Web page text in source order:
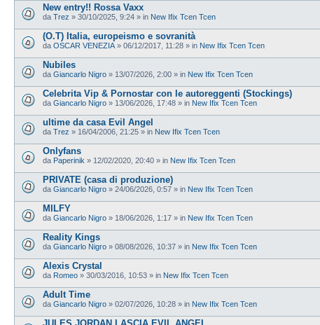
New entry!! Rossa Vaxx
da Trez » 30/10/2025, 9:24 » in New Ifix Tcen Tcen
(O.T) Italia, europeismo e sovranità
da OSCAR VENEZIA » 06/12/2017, 11:28 » in New Ifix Tcen Tcen
Nubiles
da Giancarlo Nigro » 13/07/2026, 2:00 » in New Ifix Tcen Tcen
Celebrita Vip & Pornostar con le autoreggenti (Stockings)
da Giancarlo Nigro » 13/06/2026, 17:48 » in New Ifix Tcen Tcen
ultime da casa Evil Angel
da Trez » 16/04/2006, 21:25 » in New Ifix Tcen Tcen
Onlyfans
da Paperinik » 12/02/2020, 20:40 » in New Ifix Tcen Tcen
PRIVATE (casa di produzione)
da Giancarlo Nigro » 24/06/2026, 0:57 » in New Ifix Tcen Tcen
MILFY
da Giancarlo Nigro » 18/06/2026, 1:17 » in New Ifix Tcen Tcen
Reality Kings
da Giancarlo Nigro » 08/08/2026, 10:37 » in New Ifix Tcen Tcen
Alexis Crystal
da Romeo » 30/03/2016, 10:53 » in New Ifix Tcen Tcen
Adult Time
da Giancarlo Nigro » 02/07/2026, 10:28 » in New Ifix Tcen Tcen